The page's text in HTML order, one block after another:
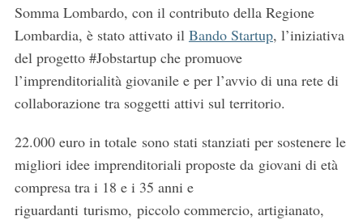
Somma Lombardo, con il contributo della Regione
Lombardia, è stato attivato il Bando Startup, l’iniziativa
del progetto #Jobstartup che promuove
l’imprenditorialità giovanile e per l’avvio di una rete di
collaborazione tra soggetti attivi sul territorio.
22.000 euro in totale sono stati stanziati per sostenere le
migliori idee imprenditoriali proposte da giovani di età
compresa tra i 18 e i 35 anni e
riguardanti turismo, piccolo commercio, artigianato,